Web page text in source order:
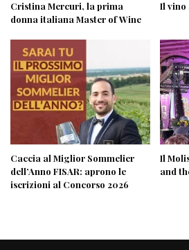
Cristina Mercuri, la prima
donna italiana Master of Wine
Il vino
Caccia al Miglior Sommelier
dell’Anno FISAR: aprono le
iscrizioni al Concorso 2026
Il
and